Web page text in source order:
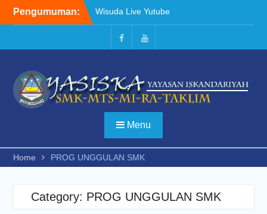
Pengumuman:
Wisuda Live Yutube
Surat Edaran Belajar di
rumah SMK YASISKA
KEJUARAAN PENCAK
2023
FacebookYoutube
Menu
Home PROG UNGGULAN SMK
Category: PROG UNGGULAN SMK